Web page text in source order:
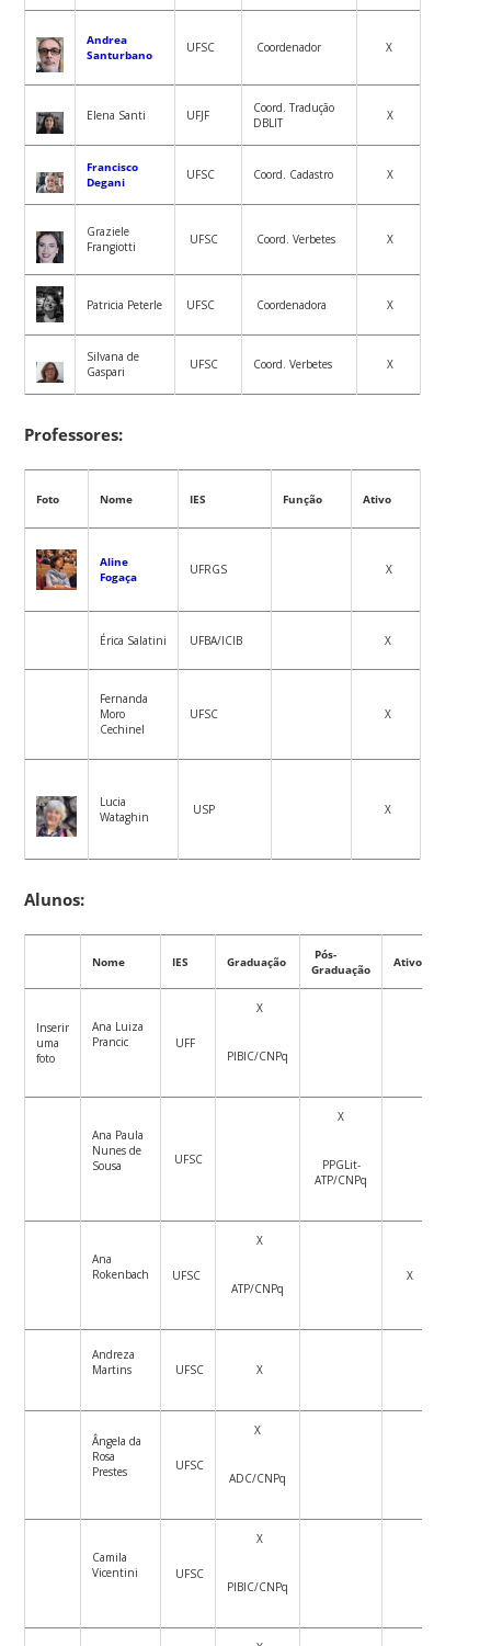
Andrea
Santurbano
UFSC Coordenador X
Elena Santi UFJF
Coord. Tradução
DBLIT
X
Francisco
Degani
UFSC Coord. Cadastro X
Graziele
Frangiotti
UFSC Coord. Verbetes X
Patricia Peterle UFSC Coordenadora X
Silvana de
Gaspari
UFSC Coord. Verbetes X
Professores:
Foto Nome IES Função Ativo
Aline
Fogaça
UFRGS X
Érica Salatini UFBA/ICIB X
Fernanda
Moro
Cechinel
UFSC X
Lucia
Wataghin
USP X
Alunos:
Nome IES Graduação
Pós-
Graduação
Ativo
Inserir
uma
foto
Ana Luiza
Prancic
UFF
X
PIBIC/CNPq
Ana Paula
Nunes de
Sousa
UFSC
X
PPGLit-
ATP/CNPq
Ana
Rokenbach
UFSC
X
ATP/CNPq
X
Andreza
Martins
UFSC X
Ângela da
Rosa
Prestes
UFSC
X
ADC/CNPq
Camila
Vicentini
UFSC
X
PIBIC/CNPq